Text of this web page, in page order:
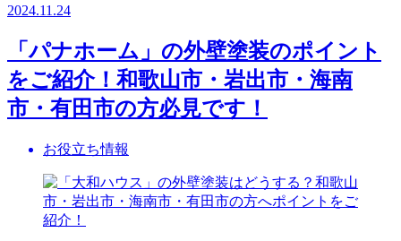
2024.11.24
「パナホーム」の外壁塗装のポイント
をご紹介！和歌山市・岩出市・海南
市・有田市の方必見です！
お役立ち情報